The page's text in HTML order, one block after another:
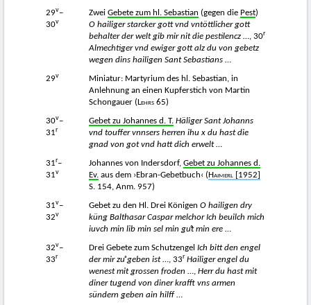
29v–
30v
Zwei Gebete zum hl. Sebastian (gegen die Pest)
O hailiger starcker gott vnd vntöttlicher gott
behalter der welt gib mir nit die pestilencz …, 30r
Almechtiger vnd ewiger gott alz du von gebetz
wegen dins hailigen Sant Sebastians …
29v
Miniatur: Martyrium des hl. Sebastian, in
Anlehnung an einen Kupferstich von Martin
Schongauer ( Lehrs 65)
30v–
31r
Gebet zu Johannes d. T. Häliger Sant Johanns
vnd touffer vnnsers herren ihu x du hast die
gnad von got vnd hatt dich erwelt…
31r–
31v
Johannes von Indersdorf, Gebet zu Johannes d.
Ev. aus dem ›Ebran-Gebetbuch‹ ( Haimerl [1952]
S. 154, Anm. 957)
31v–
32v
Gebet zu den Hl. Drei Königen O hailigen dry
küng Balthasar Caspar melchor Ich beuilch mich
iuvch min lib min sel min guͦt min ere …
32v–
33r
Drei Gebete zum Schutzengel Ich bitt den engel
der mir zuͦ geben ist…, 33r Hailiger engel du
wenest mit grossen froden …, Herr du hast mit
diner tugend von diner krafft vns armen
sündern geben ain hilff …